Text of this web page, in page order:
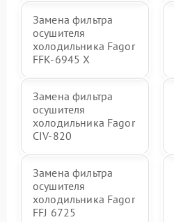
Замена фильтра
осушителя
холодильника Fagor
FFK-6945 X
Замена фильтра
осушителя
холодильника Fagor
CIV-820
Замена фильтра
осушителя
холодильника Fagor
FFJ 6725